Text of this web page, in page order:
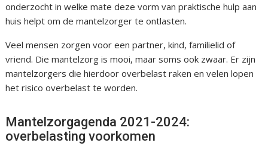
onderzocht in welke mate deze vorm van praktische hulp aan
huis helpt om de mantelzorger te ontlasten.
Veel mensen zorgen voor een partner, kind, familielid of
vriend. Die mantelzorg is mooi, maar soms ook zwaar. Er zijn
mantelzorgers die hierdoor overbelast raken en velen lopen
het risico overbelast te worden.
Mantelzorgagenda 2021-2024:
overbelasting voorkomen